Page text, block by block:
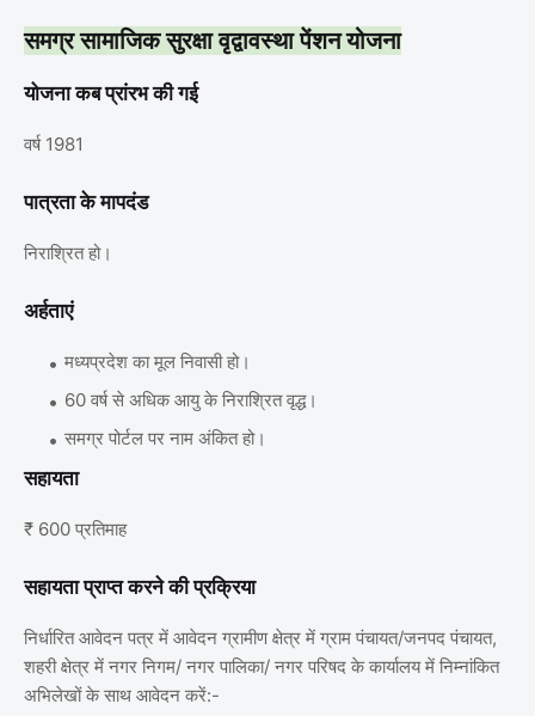
समग्र सामाजिक सुरक्षा वृद्वावस्‍था पेंशन योजना
योजना कब प्रांरभ की गई
वर्ष 1981
पात्रता के मापदंड
निराश्रित हो।
अर्हताएं
मध्यप्रदेश का मूल निवासी हो।
60 वर्ष से अधिक आयु के निराश्रित वृद्ध।
समग्र पोर्टल पर नाम अंकित हो।
सहायता
₹ 600 प्रतिमाह
सहायता प्राप्त करने की प्रक्रिया
निर्धारित आवेदन पत्र में आवेदन ग्रामीण क्षेत्र में ग्राम पंचायत/जनपद पंचायत,
शहरी क्षेत्र में नगर निगम/ नगर पालिका/ नगर परिषद के कार्यालय में निम्नांकित
अभिलेखों के साथ आवेदन करें:-